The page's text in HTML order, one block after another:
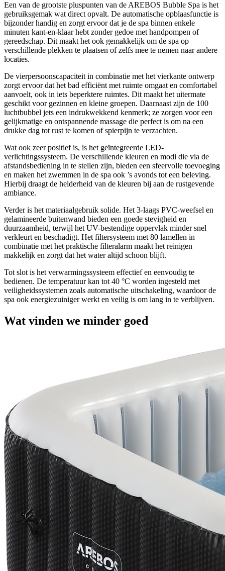
Een van de grootste pluspunten van de AREBOS Bubble Spa is het
gebruiksgemak wat direct opvalt. De automatische opblaasfunctie is
bijzonder handig en zorgt ervoor dat je de spa binnen enkele
minuten kant-en-klaar hebt zonder gedoe met handpompen of
gereedschap. Dit maakt het ook gemakkelijk om de spa op
verschillende plekken te plaatsen of zelfs mee te nemen naar andere
locaties.
De vierpersoonscapaciteit in combinatie met het vierkante ontwerp
zorgt ervoor dat het bad efficiënt met ruimte omgaat en comfortabel
aanvoelt, ook in iets beperktere ruimtes. Dit maakt het uitermate
geschikt voor gezinnen en kleine groepen. Daarnaast zijn de 100
luchtbubbel jets een indrukwekkend kenmerk; ze zorgen voor een
gelijkmatige en ontspannende massage die perfect is om na een
drukke dag tot rust te komen of spierpijn te verzachten.
Wat ook zeer positief is, is het geïntegreerde LED-
verlichtingssysteem. De verschillende kleuren en modi die via de
afstandsbediening in te stellen zijn, bieden een sfeervolle toevoeging
en maken het zwemmen in de spa ook ’s avonds tot een beleving.
Hierbij draagt de helderheid van de kleuren bij aan de rustgevende
ambiance.
Verder is het materiaalgebruik solide. Het 3-laags PVC-weefsel en
gelamineerde buitenwand bieden een goede stevigheid en
duurzaamheid, terwijl het UV-bestendige oppervlak minder snel
verkleurt en beschadigt. Het filtersysteem met 80 lamellen in
combinatie met het praktische filteralarm maakt het reinigen
makkelijk en zorgt dat het water altijd schoon blijft.
Tot slot is het verwarmingssysteem effectief en eenvoudig te
bedienen. De temperatuur kan tot 40 °C worden ingesteld met
veiligheidssystemen zoals automatische uitschakeling, waardoor de
spa ook energiezuiniger werkt en veilig is om lang in te verblijven.
Wat vinden we minder goed